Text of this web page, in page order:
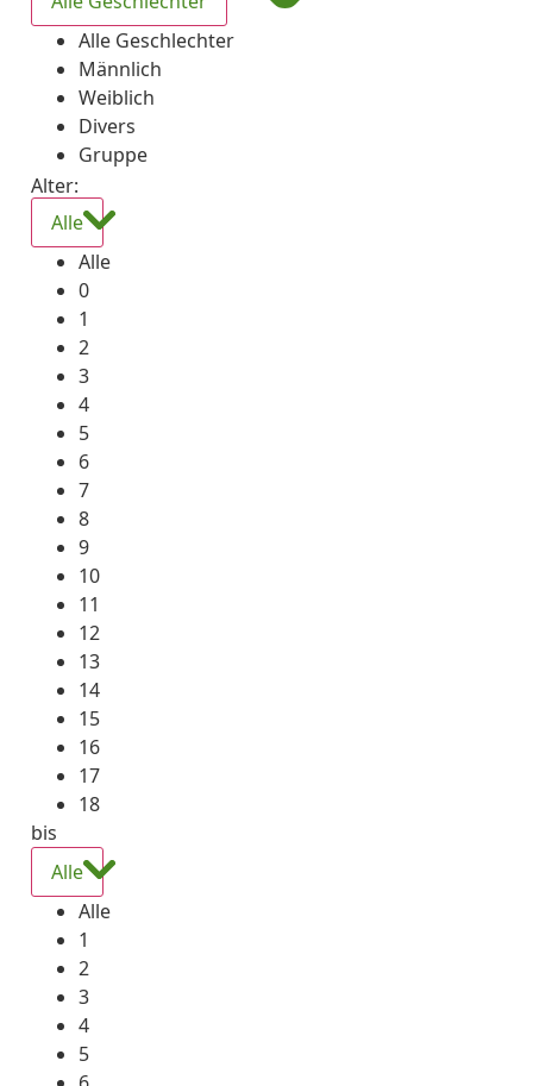
Alle Geschlechter
Männlich
Weiblich
Divers
Gruppe
Alter:
Alle
Alle
0
1
2
3
4
5
6
7
8
9
10
11
12
13
14
15
16
17
18
bis
Alle
Alle
1
2
3
4
5